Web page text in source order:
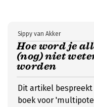
Hoe word je
(nog) niet
worden
Sippy van Akker
Dit artikel
boek voor